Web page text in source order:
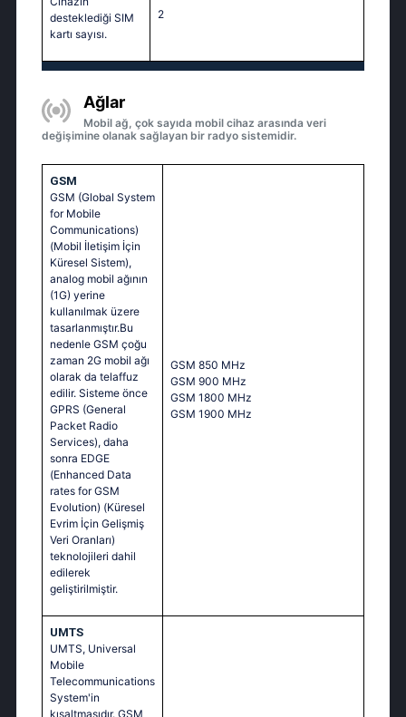
desteklediği SIM
kartı sayısı.
2
Ağlar
Mobil ağ, çok sayıda mobil cihaz arasında veri
değişimine olanak sağlayan bir radyo sistemidir.
GSM
GSM (Global System
for Mobile
Communications)
(Mobil İletişim İçin
Küresel Sistem),
analog mobil ağının
(1G) yerine
kullanılmak üzere
tasarlanmıştır.Bu
nedenle GSM çoğu
zaman 2G mobil ağı
olarak da telaffuz
edilir. Sisteme önce
GPRS (General
Packet Radio
Services), daha
sonra EDGE
(Enhanced Data
rates for GSM
Evolution) (Küresel
Evrim İçin Gelişmiş
Veri Oranları)
teknolojileri dahil
edilerek
geliştirilmiştir.
GSM 850 MHz
GSM 900 MHz
GSM 1800 MHz
GSM 1900 MHz
UMTS
UMTS, Universal
Mobile
Telecommunications
System'in
kısaltmasıdır. GSM